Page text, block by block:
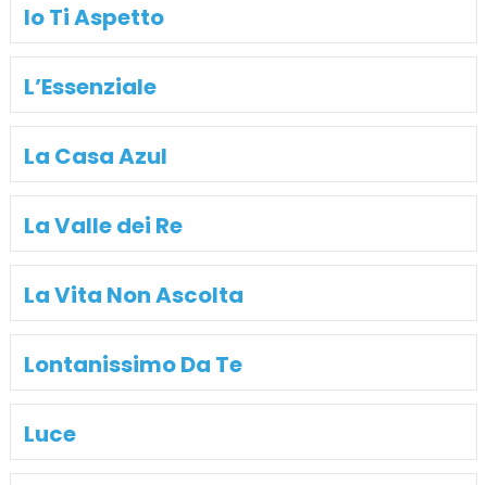
Io Ti Aspetto
L’Essenziale
La Casa Azul
La Valle dei Re
La Vita Non Ascolta
Lontanissimo Da Te
Luce